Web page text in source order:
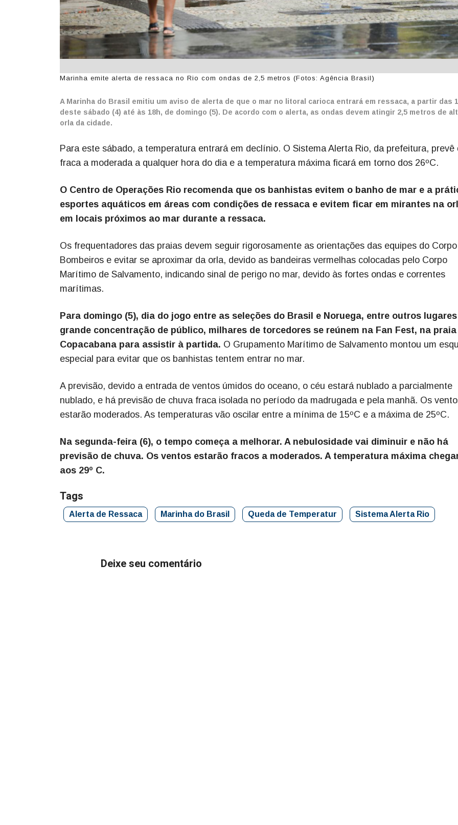
Marinha emite alerta de ressaca no Rio com ondas de 2,5 metros (Fotos: Agência Brasil)
A Marinha do Brasil emitiu um aviso de alerta de que o mar no litoral carioca entrará em ressaca, a partir das
deste sábado (4) até às 18h, de domingo (5). De acordo com o alerta, as ondas devem atingir 2,5 metros de
orla da cidade.
Para este sábado, a temperatura entrará em declínio. O Sistema Alerta Rio, da prefeitura, prevê
fraca a moderada a qualquer hora do dia e a temperatura máxima ficará em torno dos 26ºC.
O Centro de Operações Rio recomenda que os banhistas evitem o banho de mar e a
esportes aquáticos em áreas com condições de ressaca e evitem ficar em mirantes na
em locais próximos ao mar durante a ressaca.
Os frequentadores das praias devem seguir rigorosamente as orientações das equipes do
Bombeiros e evitar se aproximar da orla, devido as bandeiras vermelhas colocadas pelo Corpo
Marítimo de Salvamento, indicando sinal de perigo no mar, devido às fortes ondas e correntes
marítimas.
Para domingo (5), dia do jogo entre as seleções do Brasil e Noruega, entre outros
grande concentração de público, milhares de torcedores se reúnem na Fan Fest, na praia
Copacabana para assistir à partida. O Grupamento Marítimo de Salvamento montou um
especial para evitar que os banhistas tentem entrar no mar.
A previsão, devido a entrada de ventos úmidos do oceano, o céu estará nublado a parcialmente
nublado, e há previsão de chuva fraca isolada no período da madrugada e pela manhã. Os
estarão moderados. As temperaturas vão oscilar entre a mínima de 15ºC e a máxima de 25ºC.
Na segunda-feira (6), o tempo começa a melhorar. A nebulosidade vai diminuir e não há
previsão de chuva. Os ventos estarão fracos a moderados. A temperatura máxima
aos 29º C.
Tags
Alerta de Ressaca Marinha do Brasil Queda de Temperatur Sistema Alerta Rio
Deixe seu comentário